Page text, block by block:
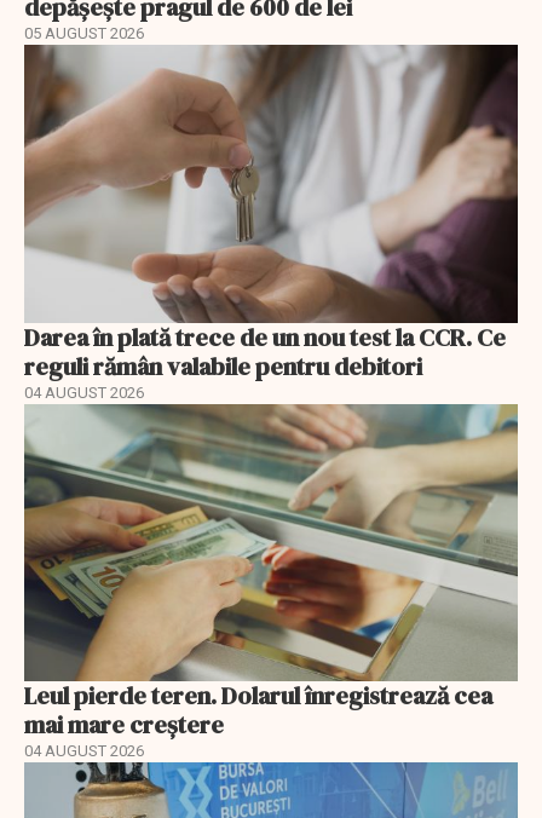
depășește pragul de 600 de lei
05 AUGUST 2026
Darea în plată trece de un nou test la CCR. Ce
reguli rămân valabile pentru debitori
04 AUGUST 2026
Leul pierde teren. Dolarul înregistrează cea
mai mare creștere
04 AUGUST 2026